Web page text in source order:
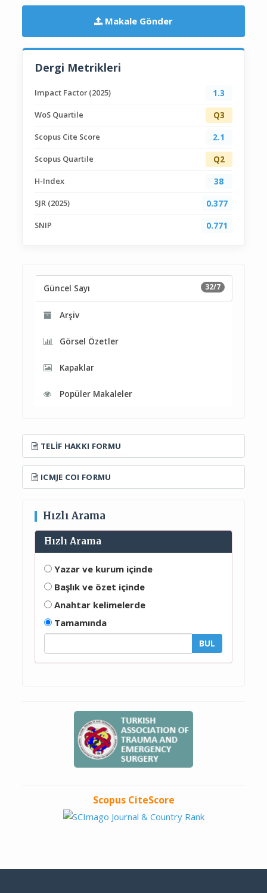
Makale Gönder
Dergi Metrikleri
Impact Factor (2025) 1.3
WoS Quartile Q3
Scopus Cite Score 2.1
Scopus Quartile Q2
H-Index 38
SJR (2025) 0.377
SNIP 0.771
32/7
Güncel Sayı
Arşiv
Görsel Özetler
Kapaklar
Popüler Makaleler
TELIF HAKKI FORMU
ICMJE COI FORMU
Hızlı Arama
Hızlı Arama
Yazar ve kurum içinde
Başlık ve özet içinde
Anahtar kelimelerde
Tamamında
Scopus CiteScore